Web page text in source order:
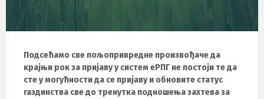
Подсећамо све пољопривредне произвођаче да
крајњи рок за пријаву у систем еРПГ не постоји те да
сте у могућности да се пријаву и обновите статус
газдинства све до тренутка подношења захтева за